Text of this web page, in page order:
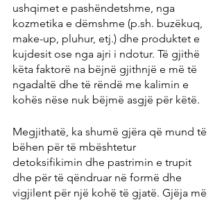
ushqimet e pashëndetshme, nga
kozmetika e dëmshme (p.sh. buzëkuq,
make-up, pluhur, etj.) dhe produktet e
kujdesit ose nga ajri i ndotur. Të gjithë
këta faktorë na bëjnë gjithnjë e më të
ngadaltë dhe të rëndë me kalimin e
kohës nëse nuk bëjmë asgjë për këtë.
Megjithatë, ka shumë gjëra që mund të
bëhen për të mbështetur
detoksifikimin dhe pastrimin e trupit
dhe për të qëndruar në formë dhe
vigjilent për një kohë të gjatë. Gjëja më